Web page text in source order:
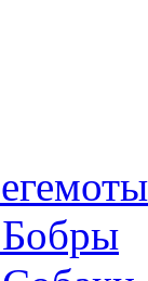
Бобры